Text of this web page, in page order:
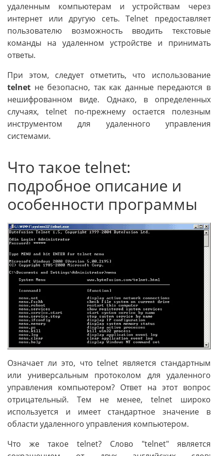
удаленным компьютерам и устройствам через
интернет или другую сеть. Telnet предоставляет
пользователю возможность вводить текстовые
команды на удаленном устройстве и принимать
ответы.
При этом, следует отметить, что использование
telnet не безопасно, так как данные передаются в
нешифрованном виде. Однако, в определенных
случаях, telnet по-прежнему остается полезным
инструментом для удаленного управления
системами.
Что такое telnet:
подробное описание и
особенности программы
Означает ли это, что telnet является стандартным
или универсальным протоколом для удаленного
управления компьютером? Ответ на этот вопрос
отрицательный. Тем не менее, telnet широко
используется и имеет стандартное значение в
области удаленного управления компьютером.
Что же такое telnet? Слово "telnet" является